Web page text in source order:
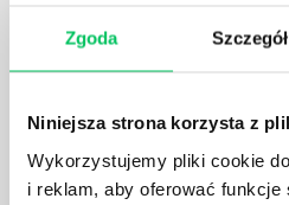
Zgoda
Niniejsza strona korzysta z
Wykorzystujemy pliki cookie
i reklam, aby oferować funkcje
niezbędna jest osoba
czynności wykonywane